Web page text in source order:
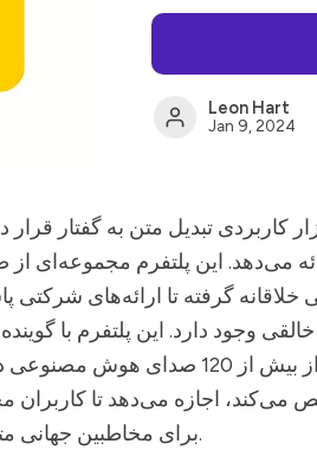
Leon Hart
Jan 9, 2024
کاربردی تبدیل متن به گفتار قرار
می‌دهد. این پلتفرم مجموعه‌ای از
گرفته تا ارائه‌های شرکتی
وجود دارد. این پلتفرم با
اجازه می‌دهد تا کاربران
برای مخاطبین جهانی متناسب سازند.